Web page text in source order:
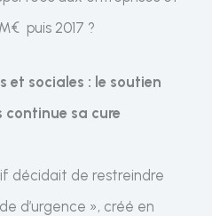
puis 2017 ?
et sociales : le soutien
sa cure
décidait de restreindre
d’urgence », créé en